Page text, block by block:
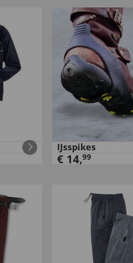
IJsspikes
€ 14,99